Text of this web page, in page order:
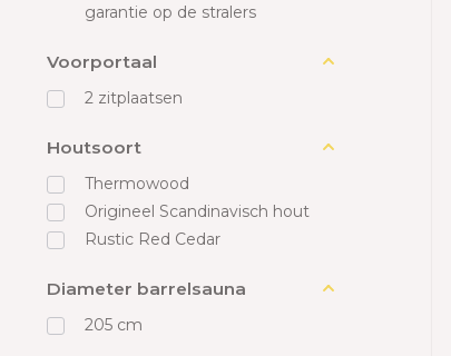
garantie op de stralers
Voorportaal
2 zitplaatsen
Houtsoort
Thermowood
Origineel Scandinavisch hout
Rustic Red Cedar
Diameter barrelsauna
205 cm